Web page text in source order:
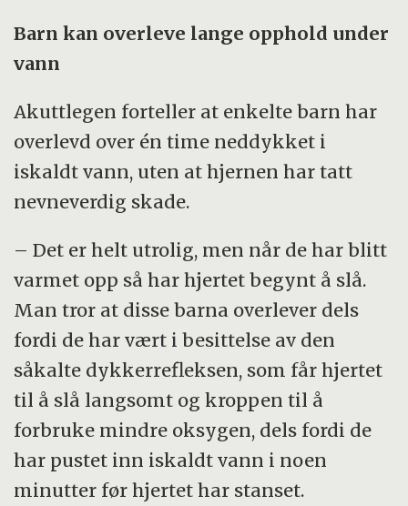
Barn kan overleve lange opphold under
vann
Akuttlegen forteller at enkelte barn har
overlevd over én time neddykket i
iskaldt vann, uten at hjernen har tatt
nevneverdig skade.
– Det er helt utrolig, men når de har blitt
varmet opp så har hjertet begynt å slå.
Man tror at disse barna overlever dels
fordi de har vært i besittelse av den
såkalte dykkerrefleksen, som får hjertet
til å slå langsomt og kroppen til å
forbruke mindre oksygen, dels fordi de
har pustet inn iskaldt vann i noen
minutter før hjertet har stanset.